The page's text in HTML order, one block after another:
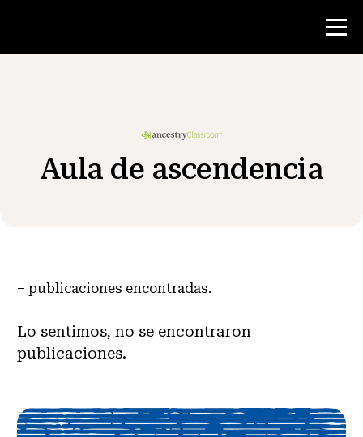
Recursos para maestros
Involucrarse
Aula de ascendencia
– publicaciones encontradas.
Lo sentimos, no se encontraron
publicaciones.